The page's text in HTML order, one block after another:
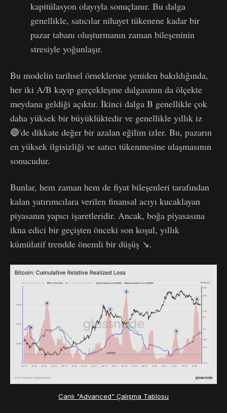
kapitülasyon olayıyla sonuçlanır. Bu dalga
genellikle, satıcılar nihayet tükenene kadar bir
pazar tabanı oluşturmanın zaman bileşeninin
stresiyle yoğunlaşır.
Bu modelin tarihsel örneklerine yeniden bakıldığında,
her iki A/B kayıp gerçekleşme dalgasının da ölçekte
meydana geldiği açıktır. İkinci dalga B genellikle çok
daha yüksek bir büyüklüktedir ve genellikle yıllık iz
🔵'de dikkate değer bir azalan eğilim izler. Bu, pazarın
en yüksek ilgisizliği ve satıcı tükenmesine ulaşmasının
sonucudur.
Bunlar, hem zaman hem de fiyat bileşenleri tarafından
kalan yatırımcılara verilen finansal acıyı kucaklayan
piyasanın yapıcı işaretleridir. Ancak, boğa piyasasına
ikna edici bir geçişten önceki son koşul, yıllık
kümülatif trendde önemli bir düşüş ↘️.
Canlı "Advanced" Çalışma Tablosu